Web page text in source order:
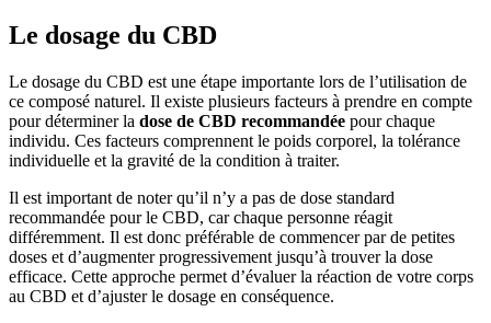
Le dosage du CBD
Le dosage du CBD est une étape importante lors de l’utilisation de
ce composé naturel. Il existe plusieurs facteurs à prendre en compte
pour déterminer la dose de CBD recommandée pour chaque
individu. Ces facteurs comprennent le poids corporel, la tolérance
individuelle et la gravité de la condition à traiter.
Il est important de noter qu’il n’y a pas de dose standard
recommandée pour le CBD, car chaque personne réagit
différemment. Il est donc préférable de commencer par de petites
doses et d’augmenter progressivement jusqu’à trouver la dose
efficace. Cette approche permet d’évaluer la réaction de votre corps
au CBD et d’ajuster le dosage en conséquence.